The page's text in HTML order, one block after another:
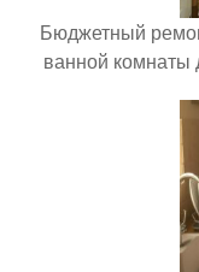
Бюджетный
ванной комнаты